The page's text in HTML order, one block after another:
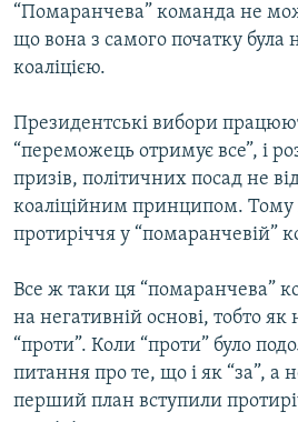
“Помаранчева” команда не
що вона з самого початку
коаліцією.
Президентські вибори
“переможець отримує все”, і
призів, політичних посад не
коаліційним принципом. Тому
протиріччя у “помаранчевій”
Все ж таки ця “помаранчева”
на негативній основі, тобто як
“проти”. Коли “проти” було
питання про те, що і як “за”, а
перший план вступили